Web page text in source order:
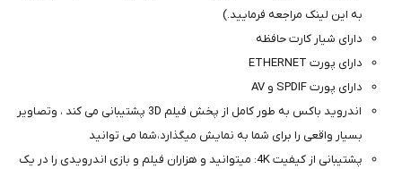
به این لینک مراجعه فرمایید.)
دارای شیار کارت حافظه
دارای پورت ETHERNET
دارای پورت SPDIF و AV
اندروید باکس به طور کامل از پخش فیلم 3D پشتیبانی می کند ، وتصاویر
بسیار واقعی را برای شما به نمایش میگذارد،شما می توانید
پشتیبانی از کیفیت 4K: میتوانید و هزاران فیلم و بازی اندرویدی را در یک